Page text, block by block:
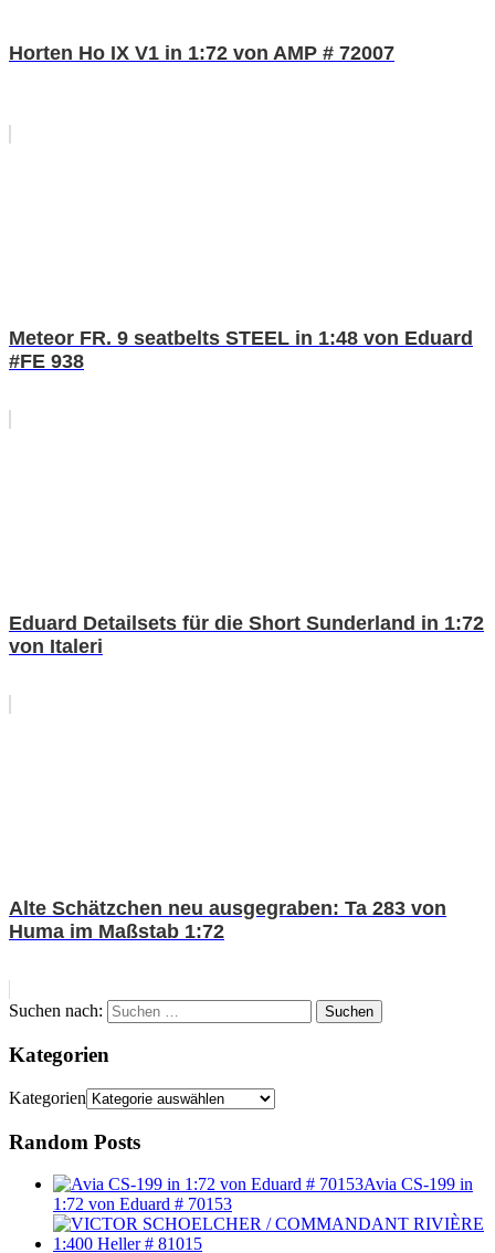
Horten Ho IX V1 in 1:72 von AMP # 72007
Meteor FR. 9 seatbelts STEEL in 1:48 von Eduard
#FE 938
Eduard Detailsets für die Short Sunderland in 1:72
von Italeri
Alte Schätzchen neu ausgegraben: Ta 283 von
Huma im Maßstab 1:72
Suchen nach: Suchen
Kategorien
Kategorien
Random Posts
Avia CS-199 in
1:72 von Eduard # 70153